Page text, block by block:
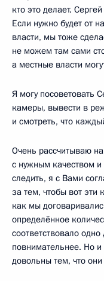
кто это делает.
Если нужно будет от
власти, мы тоже
не можем там сами
а местные власти
Я могу посоветовать
камеры, вывести в
и смотреть, что
Очень рассчитываю
с нужным качеством
следить, я с Вами
за тем, чтобы вот
как мы
определённое
соответствовало
повнимательнее. Но и
довольны тем, что они